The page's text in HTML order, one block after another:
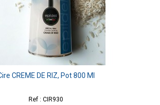
CREME DE RIZ, Pot 800 Ml
Ref : CIR930